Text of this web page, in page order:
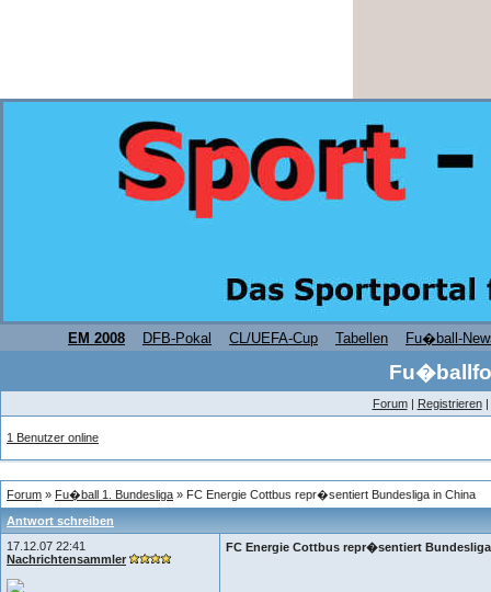
EM 2008 DFB-Pokal CL/UEFA-Cup Tabellen Fu�ball-
Forum| Registrieren|
1 Benutzer online
Forum » Fu�ball 1. Bundesliga » FC Energie Cottbus repr�sentiert Bundesliga in China
Antwort schreiben
17.12.07 22:41
Nachrichtensammler
FC Energie Cottbus repr�sentiert